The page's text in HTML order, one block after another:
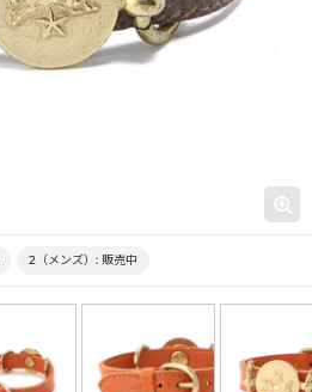
2（メンズ）: 販売中